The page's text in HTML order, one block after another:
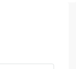
plafond,